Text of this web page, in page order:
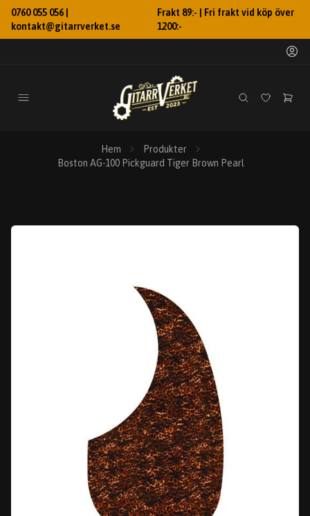
0760 055 056 |
kontakt@gitarrverket.se
Frakt 89:- | Fri frakt vid köp över
1200:-
Hem
Produkter
Boston AG-100 Pickguard Tiger Brown Pearl